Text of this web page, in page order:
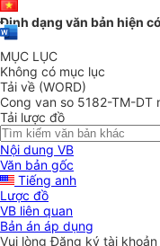
Định dạng văn bản hiện
MỤC LỤC
Không có mục lục
Tải về (WORD)
Cong van so 5182-TM-
Tải lược đồ
Nội dung VB
Văn bản gốc
Tiếng anh
Lược đồ
VB liên quan
Bản án áp dụng
Vui lòngĐăng ký tài khoản